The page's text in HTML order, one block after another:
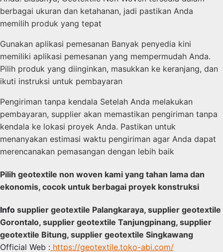
berbagai ukuran dan ketahanan, jadi pastikan Anda
memilih produk yang tepat
Gunakan aplikasi pemesanan Banyak penyedia kini
memiliki aplikasi pemesanan yang mempermudah Anda.
Pilih produk yang diinginkan, masukkan ke keranjang, dan
ikuti instruksi untuk pembayaran
Pengiriman tanpa kendala Setelah Anda melakukan
pembayaran, supplier akan memastikan pengiriman tanpa
kendala ke lokasi proyek Anda. Pastikan untuk
menanyakan estimasi waktu pengiriman agar Anda dapat
merencanakan pemasangan dengan lebih baik
Pilih geotextile non woven kami yang tahan lama dan
ekonomis, cocok untuk berbagai proyek konstruksi
Info supplier geotextile Palangkaraya, supplier geotextile
Gorontalo, supplier geotextile Tanjungpinang, supplier
geotextile Bitung, supplier geotextile Singkawang
Official Web : https://geotextile.toko-abi.com/